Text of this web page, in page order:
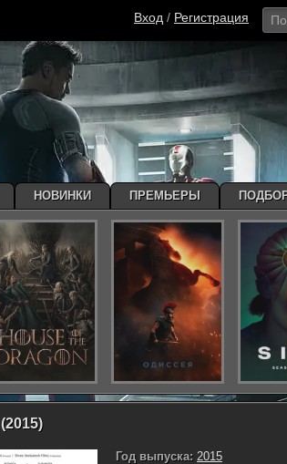
Вход / Регистрация
Год выпуска: 2015
НОВИНКИ ПРЕМЬЕРЫ